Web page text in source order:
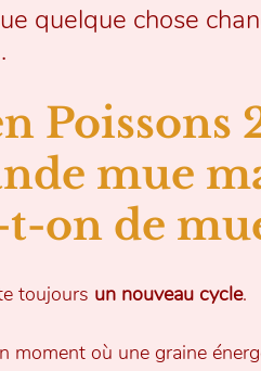
quelque chose
Poissons
mue
on de
toujours un nouveau cycle.
moment où une graine